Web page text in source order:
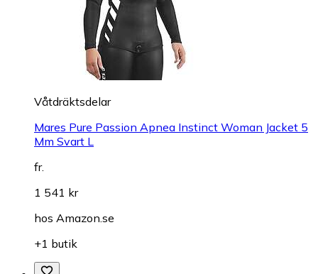
Våtdräktsdelar
Mares Pure Passion Apnea Instinct Woman Jacket 5
Mm Svart L
fr.
1 541 kr
hos Amazon.se
+1 butik